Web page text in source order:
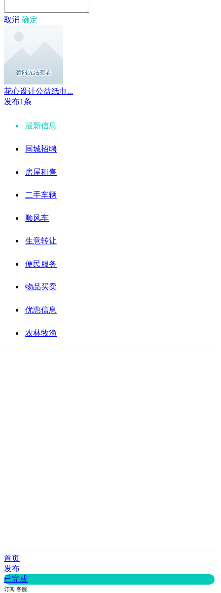
取消 确定
花心设计公益纸巾...
发布1条
最新信息
同城招聘
房屋租售
二手车辆
顺风车
生意转让
便民服务
物品买卖
优惠信息
农林牧渔
首页
发布
已完成
订阅 客服